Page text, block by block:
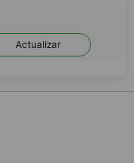
Actualizar